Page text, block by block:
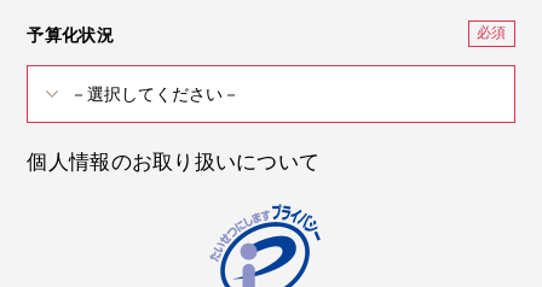
予算化状況
個人情報のお取り扱いについて